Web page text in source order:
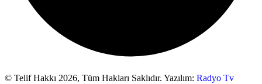
© Telif Hakkı 2026, Tüm Hakları Saklıdır. Yazılım: Radyo Tv